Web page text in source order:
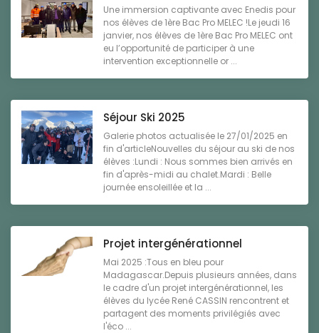
Une immersion captivante avec Enedis pour
nos élèves de 1ère Bac Pro MELEC !Le jeudi 16
janvier, nos élèves de 1ère Bac Pro MELEC ont
eu l’opportunité de participer à une
intervention exceptionnelle or ...
Séjour Ski 2025
Galerie photos actualisée le 27/01/2025 en
fin d'articleNouvelles du séjour au ski de nos
élèves :Lundi : Nous sommes bien arrivés en
fin d'après-midi au chalet.Mardi : Belle
journée ensoleillée et la ...
Projet intergénérationnel
Mai 2025 :Tous en bleu pour
Madagascar.Depuis plusieurs années, dans
le cadre d'un projet intergénérationnel, les
élèves du lycée René CASSIN rencontrent et
partagent des moments privilégiés avec
l'éco ...